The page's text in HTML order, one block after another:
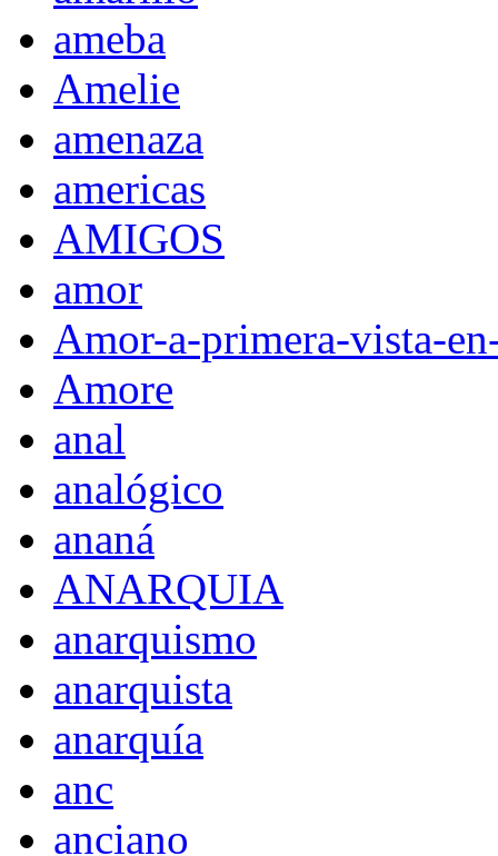
ameba
Amelie
amenaza
americas
AMIGOS
amor
Amor-a-primera-vista-
Amore
anal
analógico
ananá
ANARQUIA
anarquismo
anarquista
anarquía
anc
anciano